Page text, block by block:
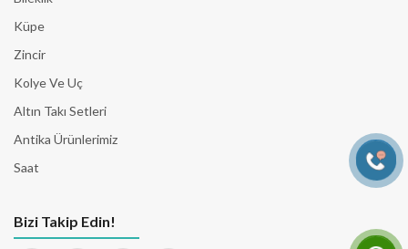
Küpe
Zincir
Kolye Ve Uç
Altın Takı Setleri
Antika Ürünlerimiz
Saat
Bizi Takip Edin!